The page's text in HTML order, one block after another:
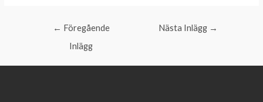
← Föregående
Inlägg
Nästa Inlägg →